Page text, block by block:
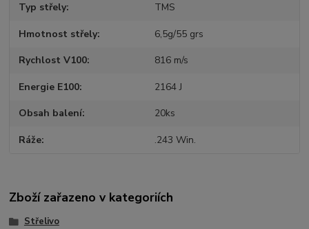
Typ střely TMS
Hmotnost střely 6,5g/55 grs
Rychlost V100 816 m/s
Energie E100 2164 J
Obsah balení 20ks
Ráže .243 Win.
Zboží zařazeno v kategoriích
Střelivo